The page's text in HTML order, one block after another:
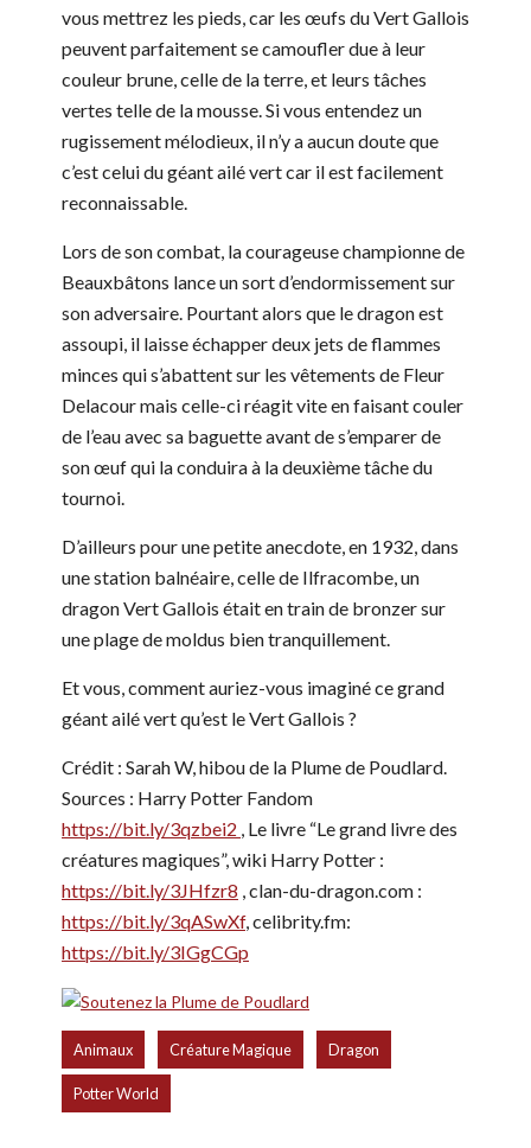
vous mettrez les pieds, car les œufs du Vert Gallois
peuvent parfaitement se camoufler due à leur
couleur brune, celle de la terre, et leurs tâches
vertes telle de la mousse. Si vous entendez un
rugissement mélodieux, il n’y a aucun doute que
c’est celui du géant ailé vert car il est facilement
reconnaissable.
Lors de son combat, la courageuse championne de
Beauxbâtons lance un sort d’endormissement sur
son adversaire. Pourtant alors que le dragon est
assoupi, il laisse échapper deux jets de flammes
minces qui s’abattent sur les vêtements de Fleur
Delacour mais celle-ci réagit vite en faisant couler
de l’eau avec sa baguette avant de s’emparer de
son œuf qui la conduira à la deuxième tâche du
tournoi.
D’ailleurs pour une petite anecdote, en 1932, dans
une station balnéaire, celle de Ilfracombe, un
dragon Vert Gallois était en train de bronzer sur
une plage de moldus bien tranquillement.
Et vous, comment auriez-vous imaginé ce grand
géant ailé vert qu’est le Vert Gallois ?
Crédit : Sarah W, hibou de la Plume de Poudlard.
Sources : Harry Potter Fandom
https://bit.ly/3qzbei2 , Le livre “Le grand livre des
créatures magiques”, wiki Harry Potter :
https://bit.ly/3JHfzr8 , clan-du-dragon.com :
https://bit.ly/3qASwXf, celibrity.fm:
https://bit.ly/3IGgCGp
Animaux Créature Magique Dragon
Potter World